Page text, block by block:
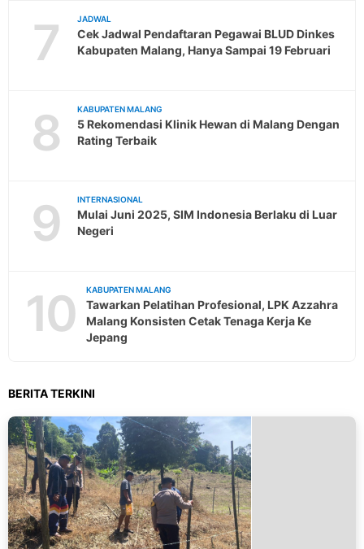
7 JADWAL
Cek Jadwal Pendaftaran Pegawai BLUD Dinkes
Kabupaten Malang, Hanya Sampai 19 Februari
8 KABUPATEN MALANG
5 Rekomendasi Klinik Hewan di Malang Dengan
Rating Terbaik
9 INTERNASIONAL
Mulai Juni 2025, SIM Indonesia Berlaku di Luar
Negeri
10 KABUPATEN MALANG
Tawarkan Pelatihan Profesional, LPK Azzahra
Malang Konsisten Cetak Tenaga Kerja Ke
Jepang
BERITA TERKINI